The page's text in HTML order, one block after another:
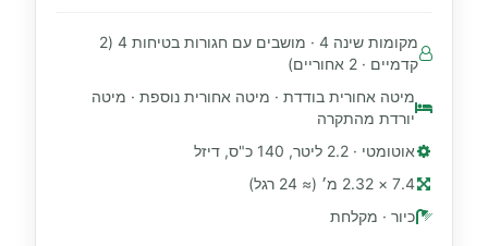
מקומות שינה 4 · מושבים עם חגורות בטיחות 4 (2
קדמיים · 2 אחוריים)
מיטה אחורית בודדת · מיטה אחורית נוספת · מיטה
יורדת מהתקרה
אוטומטי · 2.2 ליטר, 140 כ"ס, דיזל
7.4 × 2.32 מ׳ (≈ 24 רגל)
כיור · מקלחת